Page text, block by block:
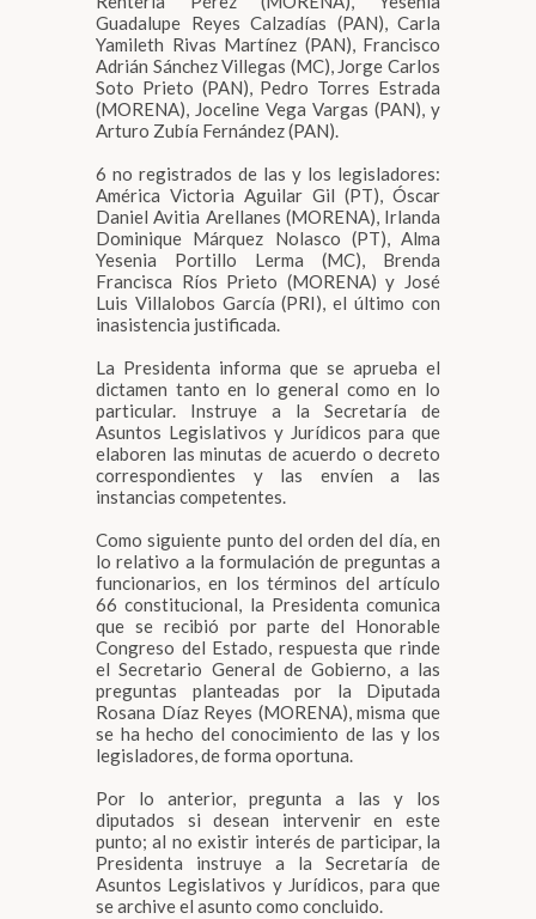
Guadalupe Reyes Calzadías (PAN), Carla
Yamileth Rivas Martínez (PAN), Francisco
Adrián Sánchez Villegas (MC), Jorge Carlos
Soto Prieto (PAN), Pedro Torres Estrada
(MORENA), Joceline Vega Vargas (PAN), y
Arturo Zubía Fernández (PAN).
6 no registrados de las y los legisladores:
América Victoria Aguilar Gil (PT), Óscar
Daniel Avitia Arellanes (MORENA), Irlanda
Dominique Márquez Nolasco (PT), Alma
Yesenia Portillo Lerma (MC), Brenda
Francisca Ríos Prieto (MORENA) y José
Luis Villalobos García (PRI), el último con
inasistencia justificada.
La Presidenta informa que se aprueba el
dictamen tanto en lo general como en lo
particular. Instruye a la Secretaría de
Asuntos Legislativos y Jurídicos para que
elaboren las minutas de acuerdo o decreto
correspondientes y las envíen a las
instancias competentes.
Como siguiente punto del orden del día, en
lo relativo a la formulación de preguntas a
funcionarios, en los términos del artículo
66 constitucional, la Presidenta comunica
que se recibió por parte del Honorable
Congreso del Estado, respuesta que rinde
el Secretario General de Gobierno, a las
preguntas planteadas por la Diputada
Rosana Díaz Reyes (MORENA), misma que
se ha hecho del conocimiento de las y los
legisladores, de forma oportuna.
Por lo anterior, pregunta a las y los
diputados si desean intervenir en este
punto; al no existir interés de participar, la
Presidenta instruye a la Secretaría de
Asuntos Legislativos y Jurídicos, para que
se archive el asunto como concluido.